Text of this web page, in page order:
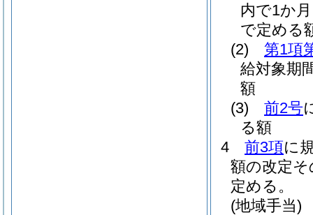
内で1か
で定める
(2)
第1項
給対象期
額
(3)
前2号
る額
4
前3項に
額の改定
定める。
(地域手当)